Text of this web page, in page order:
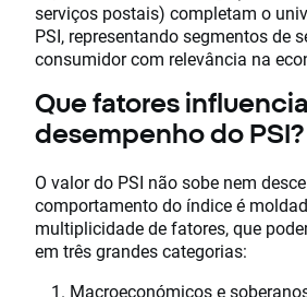
serviços postais) completam o
PSI, representando segmentos de
consumidor com relevância na
Que fatores
desempenho do PSI?
O valor do PSI não sobe nem
comportamento do índice é
multiplicidade de fatores, que
em três grandes categorias:
Macroeconómicos e